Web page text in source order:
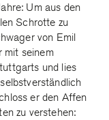
Um aus den
Schrotte zu
von Emil
mit seinem
und lies
er den Affen
zu verstehen: